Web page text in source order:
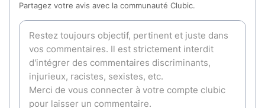
Partagez votre avis avec la communauté Clubic.